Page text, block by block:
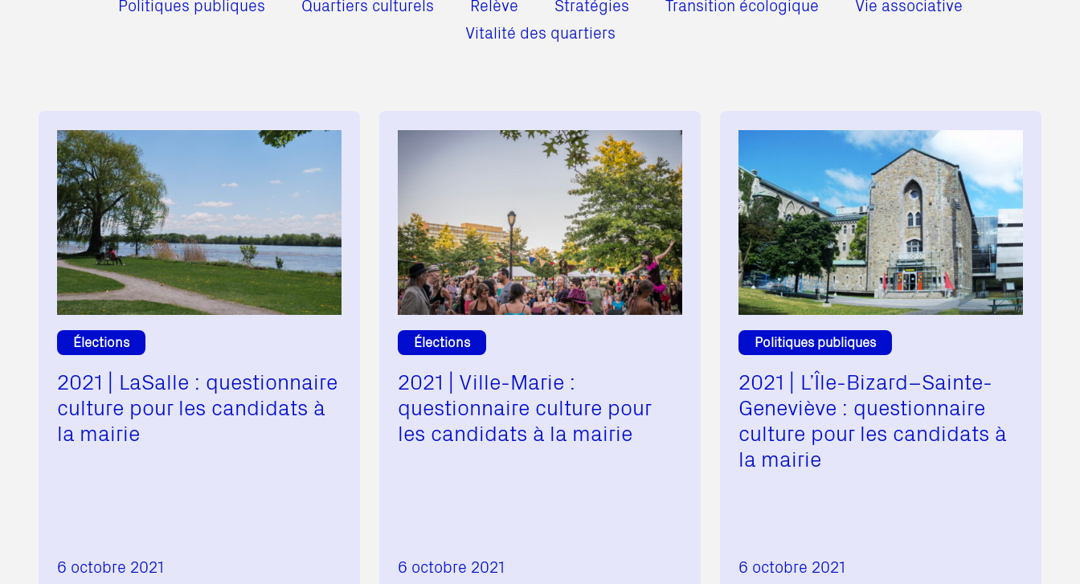
Vitalité des quartiers
Élections
2021 | LaSalle : questionnaire
culture pour les candidats à
la mairie
6 octobre 2021
Élections
2021 | Ville-Marie :
questionnaire culture pour
les candidats à la mairie
6 octobre 2021
Politiques publiques
2021 | L’Île-Bizard–Sainte-
Geneviève : questionnaire
culture pour les candidats à
la mairie
6 octobre 2021